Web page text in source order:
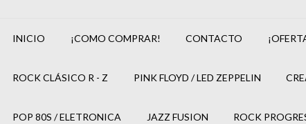
INICIO ¡COMO COMPRAR! CONTACTO
ROCK CLÁSICO R - Z PINK FLOYD / LED ZEPPELIN
POP 80S / ELETRONICA JAZZ FUSION ROCK